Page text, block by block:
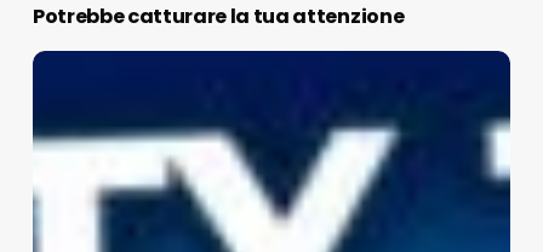
Potrebbe catturare la tua attenzione